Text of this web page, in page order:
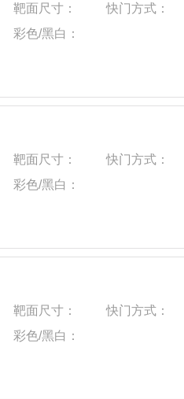
靶面尺寸：
快门方式：
彩色/黑白：
靶面尺寸：
快门方式：
彩色/黑白：
靶面尺寸：
快门方式：
彩色/黑白：